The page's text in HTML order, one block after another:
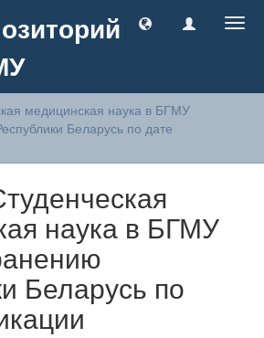
медицинская наука в БГМУ
Беларусь по дате
наука в БГМУ
Беларусь по